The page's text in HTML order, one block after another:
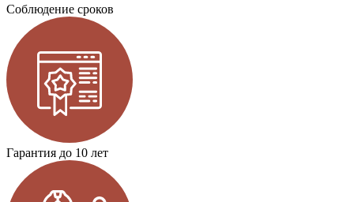
Соблюдение сроков
Гарантия до 10 лет